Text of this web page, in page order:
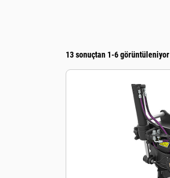
13 sonuçtan 1-6 görüntüleniyor